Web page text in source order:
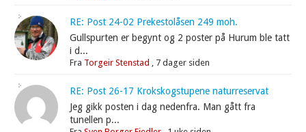
RE: Post 24-02 Prekestolåsen 249 moh.
Gullspurten er begynt og 2 poster på Hurum ble tatt
i d...
Fra Torgeir Stenstad , 7 dager siden
RE: Post 26-17 Krokskogstupene naturreservat
Jeg gikk posten i dag nedenfra. Man gått fra
tunellen p...